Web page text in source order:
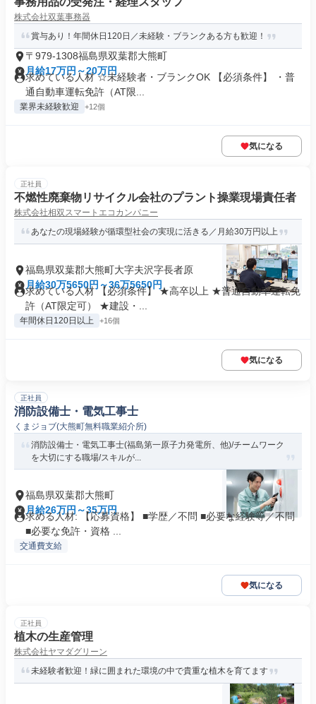
株式会社双葉事務器
賞与あり！年間休日120日／未経験・ブランクある方も歓迎！
〒979-1308福島県双葉郡大熊町
月給17万円～20万円
求めている人材 ☆未経験者・ブランクOK 【必須条件】 ・普
通自動車運転免許（AT限...
業界未経験歓迎 +12個
気になる
正社員
不燃性廃棄物リサイクル会社のプラント操業現場責任者
株式会社相双スマートエコカンパニー
あなたの現場経験が循環型社会の実現に活きる／月給30万円以上
福島県双葉郡大熊町大字夫沢字長者原
月給30万5650円～36万5650円
求めている人材 【必須条件】 ★高卒以上 ★普通自動車運転免
許（AT限定可） ★建設・...
年間休日120日以上 +16個
気になる
正社員
消防設備士・電気工事士
くまジョブ(大熊町無料職業紹介所)
消防設備士・電気工事士(福島第一原子力発電所、他)/チームワーク
を大切にする職場/スキルが...
福島県双葉郡大熊町
月給26万円～35万円
求める人材: 【応募資格】 ■学歴／不問 ■必要な経験等／不問
■必要な免許・資格 ...
交通費支給
気になる
正社員
植木の生産管理
株式会社ヤマダグリーン
未経験者歓迎！緑に囲まれた環境の中で貴重な植木を育てます